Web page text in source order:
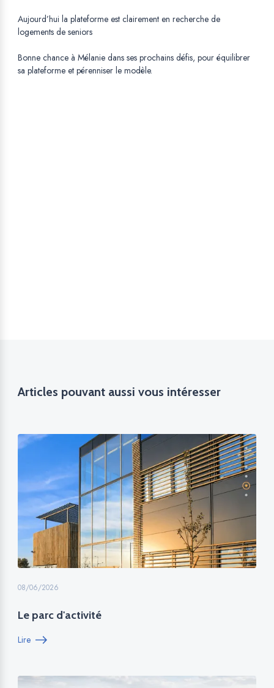
Aujourd’hui la plateforme est clairement en recherche de
logements de seniors
Bonne chance à Mélanie dans ses prochains défis, pour équilibrer
sa plateforme et pérenniser le modèle.
Articles pouvant aussi vous intéresser
08/06/2026
Le parc d'activité
Lire